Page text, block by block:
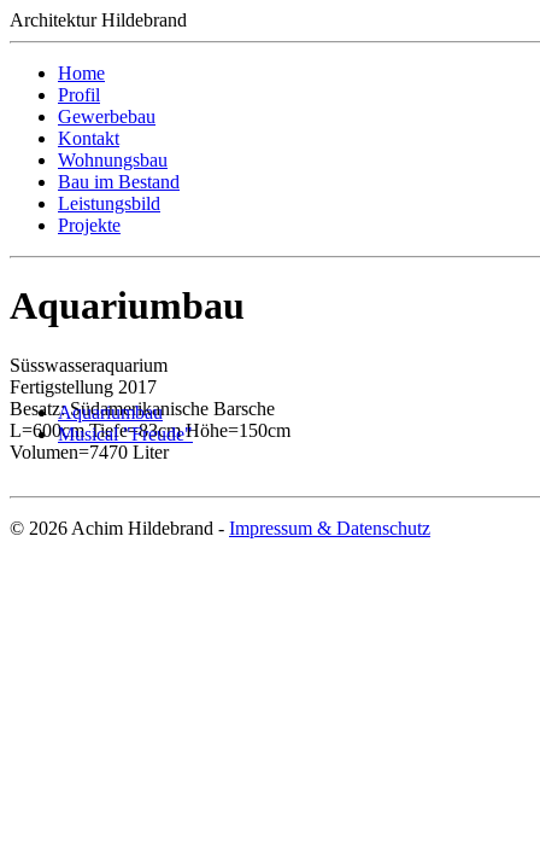
Architektur Hildebrand
Home
Profil
Gewerbebau
Kontakt
Wohnungsbau
Bau im Bestand
Leistungsbild
Projekte
Aquariumbau
Süsswasseraquarium
Fertigstellung 2017
Besatz: Südamerikanische Barsche
L=600cm Tiefe=83cm Höhe=150cm
Volumen=7470 Liter
Aquariumbau
Musical "Freude"
© 2026 Achim Hildebrand - Impressum & Datenschutz